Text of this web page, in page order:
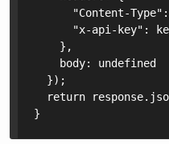
"Content-
"x-api-key":
    },
    body: undefined
  });
return
}